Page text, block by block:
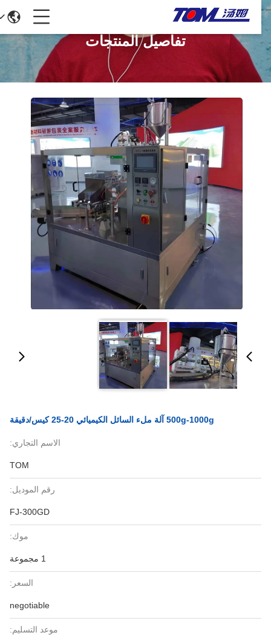
تفاصيل المنتجات
500g-1000g آلة ملء السائل الكيميائي 20-25 كيس/دقيقة
الاسم التجاري:
TOM
رقم الموديل:
FJ-300GD
موك:
السعر:
negotiable
موعد التسليم: